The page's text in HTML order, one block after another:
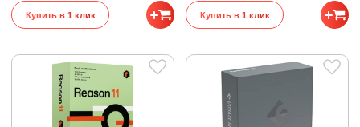
Купить в 1 клик Купить в 1 клик